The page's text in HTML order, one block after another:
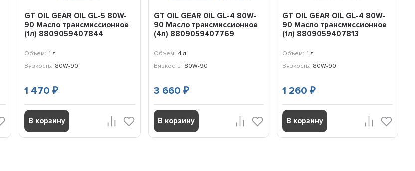
GT OIL GEAR OIL GL-5 80W-
90 Масло трансмиссионное
(1л) 8809059407844
Объем: 1 л
Вязкость: 80W-90
1 470₽
В корзину
GT OIL GEAR OIL GL-4 80W-
90 Масло трансмиссионное
(4л) 8809059407769
Объем: 4 л
Вязкость: 80W-90
3 660 ₽
В корзину
GT OIL GEAR OIL GL-4 80W-
90 Масло трансмиссионное
(1л) 8809059407813
Объем: 1 л
Вязкость: 80W-90
1 260 ₽
В корзину